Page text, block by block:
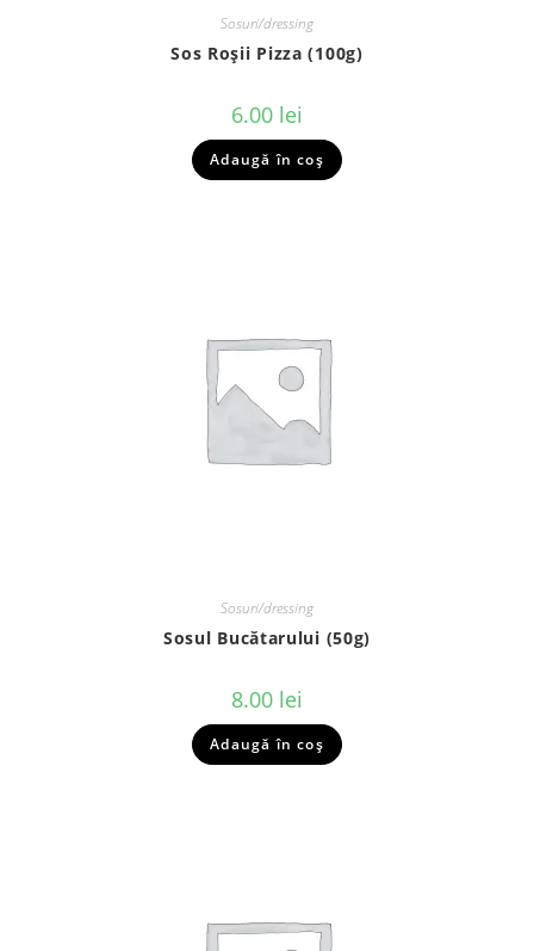
Sosuri/dressing
Sos Roșii Pizza (100g)
6.00 lei
Adaugă în coș
Sosuri/dressing
Sosul Bucătarului (50g)
8.00 lei
Adaugă în coș